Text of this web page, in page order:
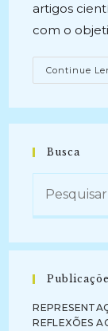
artigos
com o
Continue
Busca
REFLEXÕES